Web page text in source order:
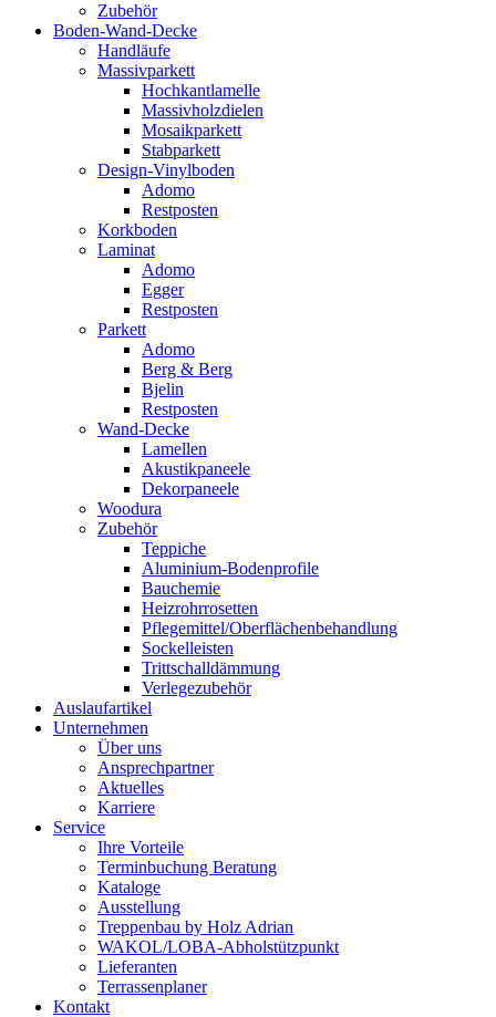
Zubehör
Boden-Wand-Decke
Handläufe
Massivparkett
Hochkantlamelle
Massivholzdielen
Mosaikparkett
Stabparkett
Design-Vinylboden
Adomo
Restposten
Korkboden
Laminat
Adomo
Egger
Restposten
Parkett
Adomo
Berg & Berg
Bjelin
Restposten
Wand-Decke
Lamellen
Akustikpaneele
Dekorpaneele
Woodura
Zubehör
Teppiche
Aluminium-Bodenprofile
Bauchemie
Heizrohrrosetten
Pflegemittel/Oberflächenbehandlung
Sockelleisten
Trittschalldämmung
Verlegezubehör
Auslaufartikel
Unternehmen
Über uns
Ansprechpartner
Aktuelles
Karriere
Service
Ihre Vorteile
Terminbuchung Beratung
Kataloge
Ausstellung
Treppenbau by Holz Adrian
WAKOL/LOBA-Abholstützpunkt
Lieferanten
Terrassenplaner
Kontakt